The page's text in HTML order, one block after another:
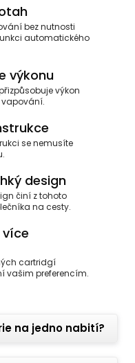
bez nutnosti
automatického
výkonu
výkon
vapování.
se nemusíte
design
činí z tohoto
na cesty.
cartridgí
vašim preferencím.
na jedno nabití?